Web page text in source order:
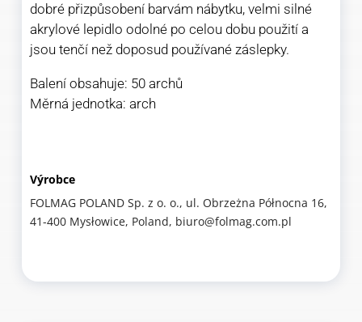
dobré přizpůsobení barvám nábytku, velmi silné
akrylové lepidlo odolné po celou dobu použití a
jsou tenčí než doposud používané záslepky.
Balení obsahuje: 50 archů
Měrná jednotka: arch
Výrobce
FOLMAG POLAND Sp. z o. o., ul. Obrzeżna Północna 16,
41-400 Mysłowice, Poland, biuro@folmag.com.pl